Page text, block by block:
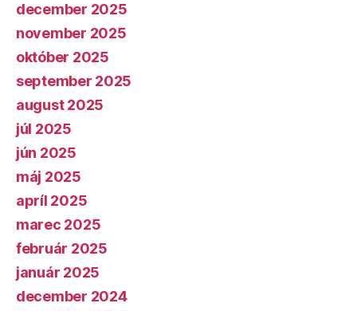
december 2025
november 2025
október 2025
september 2025
august 2025
júl 2025
jún 2025
máj 2025
apríl 2025
marec 2025
február 2025
január 2025
december 2024